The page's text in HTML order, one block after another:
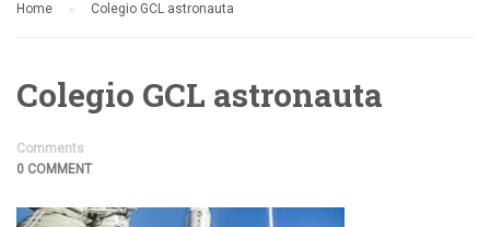
Home Colegio GCL astronauta
Colegio GCL astronauta
Comments
0 COMMENT